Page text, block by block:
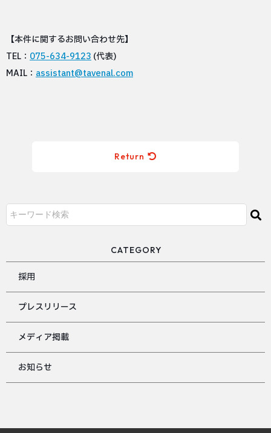
【本件に関するお問い合わせ先】
TEL： 075-634-9123 (代表)
MAIL： assistant@tavenal.com
Return
CATEGORY
採用
プレスリリース
メディア掲載
お知らせ